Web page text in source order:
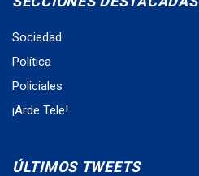
Sociedad
Política
Policiales
¡Arde Tele!
ÚLTIMOS TWEETS